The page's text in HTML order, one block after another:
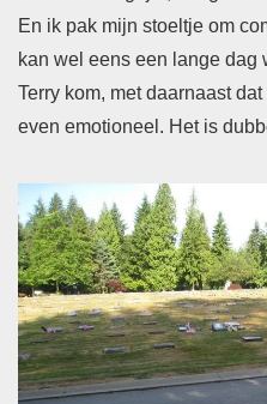
En ik pak mijn stoeltje om
kan wel eens een lange dag
Terry kom, met daarnaast
even emotioneel. Het is